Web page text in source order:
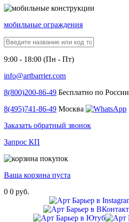
мобильные ограждения
9:00 - 18:00 (Пн - Пт)
info@artbarrier.com
8(800)200-86-49 Бесплатно по России
8(495)741-86-49 Москва
Заказать обратный звонок
Запрос КП
Ваша корзина пуста
0 0 руб.